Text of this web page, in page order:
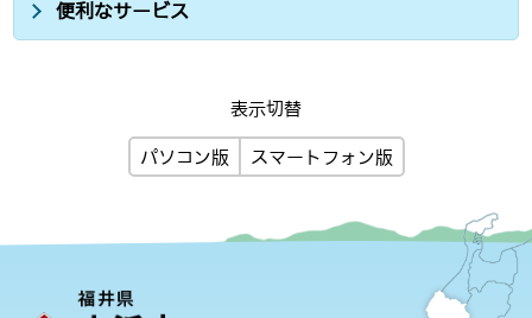
便利なサービス
表示切替
パソコン版 スマートフォン版